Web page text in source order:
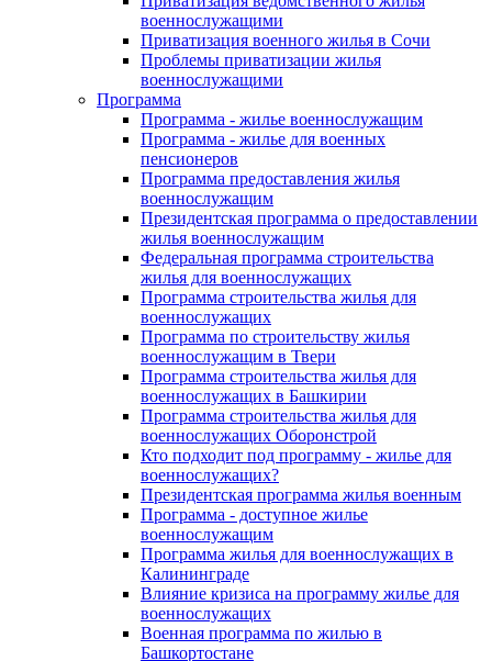
военнослужащими
Приватизация военного жилья в Сочи
Проблемы приватизации жилья
военнослужащими
Программа
Программа - жилье военнослужащим
Программа - жилье для военных
пенсионеров
Программа предоставления жилья
военнослужащим
Президентская программа о предоставлении
жилья военнослужащим
Федеральная программа строительства
жилья для военнослужащих
Программа строительства жилья для
военнослужащих
Программа по строительству жилья
военнослужащим в Твери
Программа строительства жилья для
военнослужащих в Башкирии
Программа строительства жилья для
военнослужащих Оборонстрой
Кто подходит под программу - жилье для
военнослужащих?
Президентская программа жилья военным
Программа - доступное жилье
военнослужащим
Программа жилья для военнослужащих в
Калининграде
Влияние кризиса на программу жилье для
военнослужащих
Военная программа по жилью в
Башкортостане